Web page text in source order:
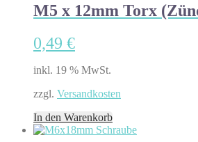
M5 x 12mm Torx
0,49 €
inkl. 19 % MwSt.
zzgl. Versandkosten
In den Warenkorb